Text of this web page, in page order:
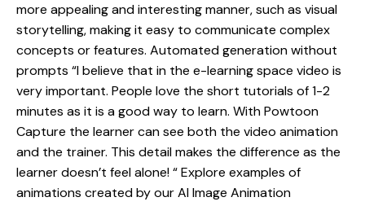
more appealing and interesting manner, such as visual
storytelling, making it easy to communicate complex
concepts or features. Automated generation without
prompts “I believe that in the e-learning space video is
very important. People love the short tutorials of 1-2
minutes as it is a good way to learn. With Powtoon
Capture the learner can see both the video animation
and the trainer. This detail makes the difference as the
learner doesn’t feel alone! “ Explore examples of
animations created by our AI Image Animation